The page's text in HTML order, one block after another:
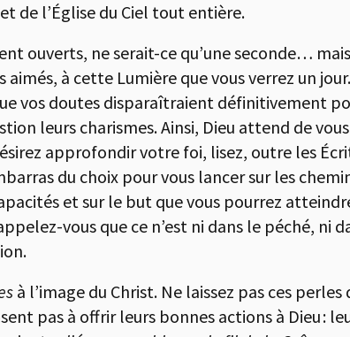
de l’Église du Ciel tout entière.
ouverts, ne serait-ce qu’une seconde…
à cette Lumière que vous verrez un
vos doutes disparaîtraient définitivement
leurs charismes. Ainsi, Dieu attend de
approfondir votre foi, lisez, outre les
du choix pour vous lancer sur les
et sur le but que vous pourrez
vous que ce n’est ni dans le péché, ni
à l’image du Christ. Ne laissez pas ces
pas à offrir leurs bonnes actions à Dieu :